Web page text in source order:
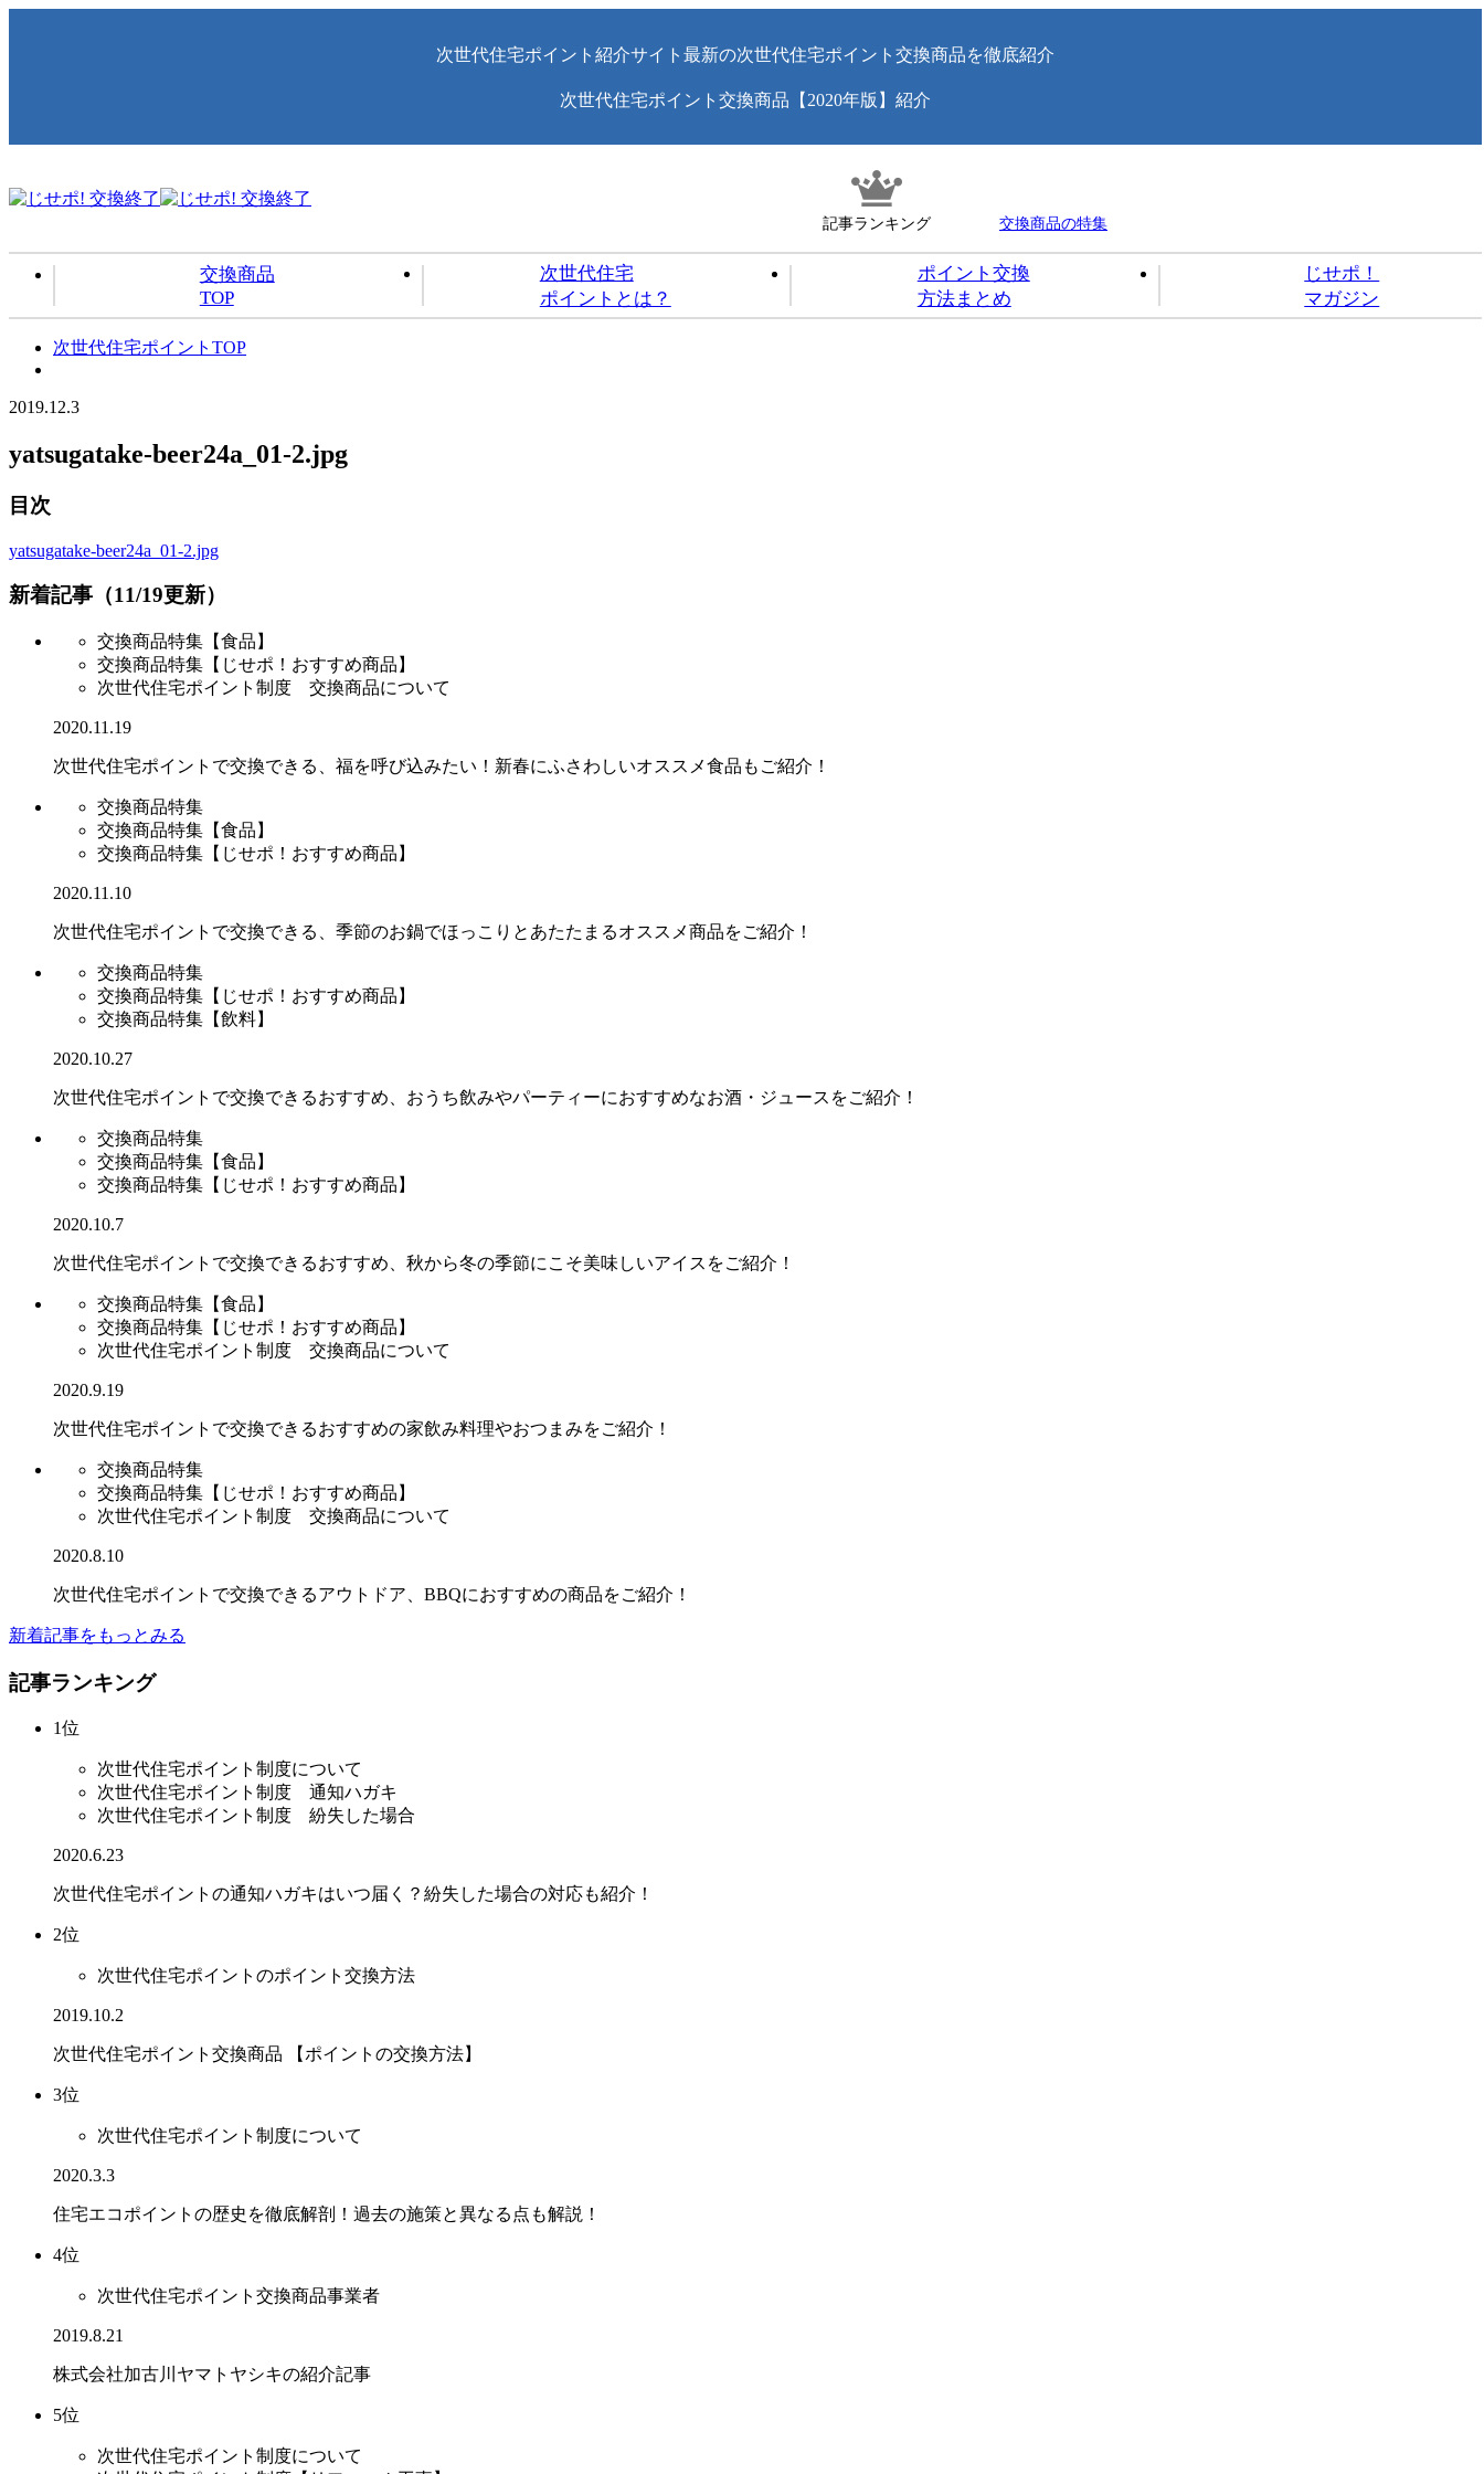
次世代住宅ポイント紹介サイト最新の次世代住宅ポイント交換商品を徹底紹介
次世代住宅ポイント交換商品【2020年版】紹介
記事ランキング 交換商品の特集
交換商品
TOP
次世代住宅
ポイントとは？
ポイント交換
方法まとめ
じせポ！
マガジン
次世代住宅ポイントTOP
2019.12.3
yatsugatake-beer24a_01-2.jpg
目次
yatsugatake-beer24a_01-2.jpg
新着記事（11/19更新）
交換商品特集【食品】
交換商品特集【じせポ！おすすめ商品】
次世代住宅ポイント制度 交換商品について
2020.11.19
次世代住宅ポイントで交換できる、福を呼び込みたい！新春にふさわしいオススメ食品もご紹介！
交換商品特集
交換商品特集【食品】
交換商品特集【じせポ！おすすめ商品】
2020.11.10
次世代住宅ポイントで交換できる、季節のお鍋でほっこりとあたたまるオススメ商品をご紹介！
交換商品特集
交換商品特集【じせポ！おすすめ商品】
交換商品特集【飲料】
2020.10.27
次世代住宅ポイントで交換できるおすすめ、おうち飲みやパーティーにおすすめなお酒・ジュースをご紹介！
交換商品特集
交換商品特集【食品】
交換商品特集【じせポ！おすすめ商品】
2020.10.7
次世代住宅ポイントで交換できるおすすめ、秋から冬の季節にこそ美味しいアイスをご紹介！
交換商品特集【食品】
交換商品特集【じせポ！おすすめ商品】
次世代住宅ポイント制度 交換商品について
2020.9.19
次世代住宅ポイントで交換できるおすすめの家飲み料理やおつまみをご紹介！
交換商品特集
交換商品特集【じせポ！おすすめ商品】
次世代住宅ポイント制度 交換商品について
2020.8.10
次世代住宅ポイントで交換できるアウトドア、BBQにおすすめの商品をご紹介！
新着記事をもっとみる
記事ランキング
1位
次世代住宅ポイント制度について
次世代住宅ポイント制度 通知ハガキ
次世代住宅ポイント制度 紛失した場合
2020.6.23
次世代住宅ポイントの通知ハガキはいつ届く？紛失した場合の対応も紹介！
2位
次世代住宅ポイントのポイント交換方法
2019.10.2
次世代住宅ポイント交換商品 【ポイントの交換方法】
3位
次世代住宅ポイント制度について
2020.3.3
住宅エコポイントの歴史を徹底解剖！過去の施策と異なる点も解説！
4位
次世代住宅ポイント交換商品事業者
2019.8.21
株式会社加古川ヤマトヤシキの紹介記事
5位
次世代住宅ポイント制度について